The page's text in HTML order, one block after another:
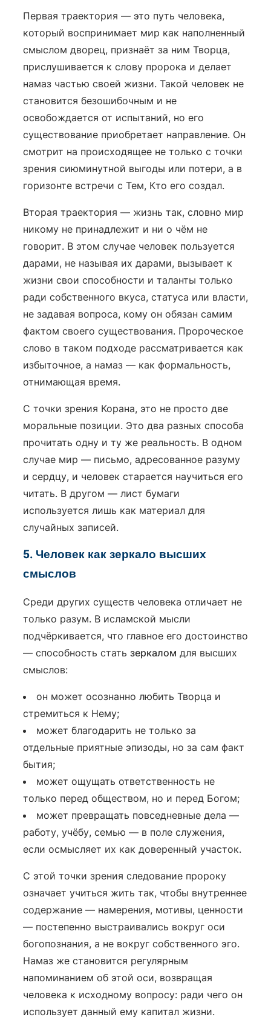
Первая траектория — это путь человека,
который воспринимает мир как наполненный
смыслом дворец, признаёт за ним Творца,
прислушивается к слову пророка и делает
намаз частью своей жизни. Такой человек не
становится безошибочным и не
освобождается от испытаний, но его
существование приобретает направление. Он
смотрит на происходящее не только с точки
зрения сиюминутной выгоды или потери, а в
горизонте встречи с Тем, Кто его создал.
Вторая траектория — жизнь так, словно мир
никому не принадлежит и ни о чём не
говорит. В этом случае человек пользуется
дарами, не называя их дарами, вызывает к
жизни свои способности и таланты только
ради собственного вкуса, статуса или власти,
не задавая вопроса, кому он обязан самим
фактом своего существования. Пророческое
слово в таком подходе рассматривается как
избыточное, а намаз — как формальность,
отнимающая время.
С точки зрения Корана, это не просто две
моральные позиции. Это два разных способа
прочитать одну и ту же реальность. В одном
случае мир — письмо, адресованное разуму
и сердцу, и человек старается научиться его
читать. В другом — лист бумаги
используется лишь как материал для
случайных записей.
5. Человек как зеркало высших
смыслов
Среди других существ человека отличает не
только разум. В исламской мысли
подчёркивается, что главное его достоинство
— способность стать зеркалом для высших
смыслов:
он может осознанно любить Творца и
стремиться к Нему;
может благодарить не только за
отдельные приятные эпизоды, но за сам факт
бытия;
может ощущать ответственность не
только перед обществом, но и перед Богом;
может превращать повседневные дела —
работу, учёбу, семью — в поле служения,
если осмысляет их как доверенный участок.
С этой точки зрения следование пророку
означает учиться жить так, чтобы внутреннее
содержание — намерения, мотивы, ценности
— постепенно выстраивались вокруг оси
богопознания, а не вокруг собственного эго.
Намаз же становится регулярным
напоминанием об этой оси, возвращая
человека к исходному вопросу: ради чего он
использует данный ему капитал жизни.